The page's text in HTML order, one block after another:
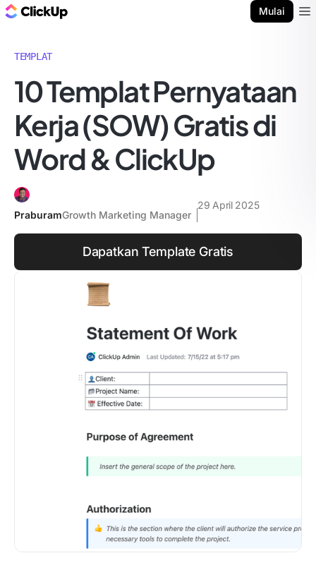
Mulai
TEMPLAT
10 Templat Pernyataan
Kerja (SOW) Gratis di
Word & ClickUp
PraburamGrowth Marketing Manager
29 April 2025
Dapatkan Template Gratis